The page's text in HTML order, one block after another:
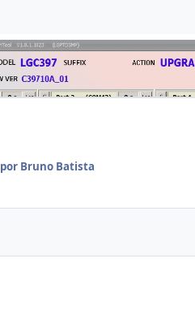
por Bruno Batista